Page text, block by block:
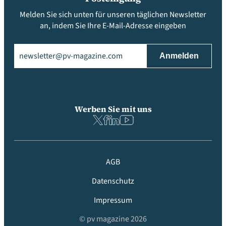
Melden Sie sich unten für unseren täglichen Newsletter
an, indem Sie Ihre E-Mail-Adresse eingeben
Werben Sie mit uns
AGB
Datenschutz
Impressum
© pv magazine 2026